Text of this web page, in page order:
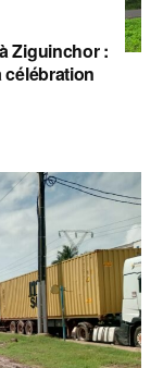
Ziguinchor :
célébration